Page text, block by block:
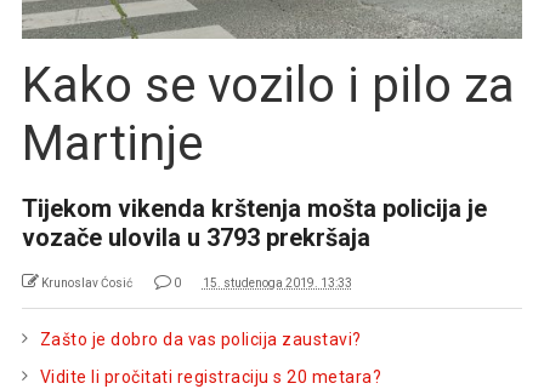
Kako se vozilo i pilo za
Martinje
Tijekom vikenda krštenja mošta policija je
vozače ulovila u 3793 prekršaja
Krunoslav Ćosić 0 15. studenoga 2019. 13:33
Zašto je dobro da vas policija zaustavi?
Vidite li pročitati registraciju s 20 metara?